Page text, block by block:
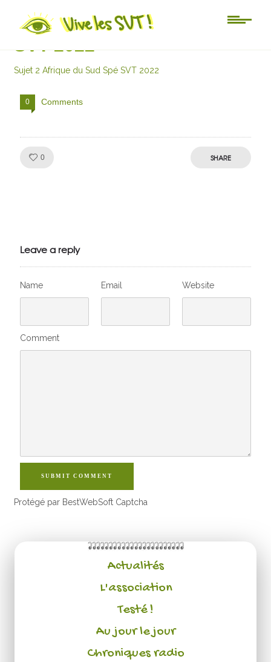
Sujet 2 Afrique du Sud Spé
SVT 2022
Sujet 2 Afrique du Sud Spé SVT 2022
0 Comments
0 SHARE
Leave a reply
Name Email Website
Comment
SUBMIT COMMENT
Protégé par BestWebSoft Captcha
Actualités
L'association
Testé !
Au jour le jour
Chroniques radio